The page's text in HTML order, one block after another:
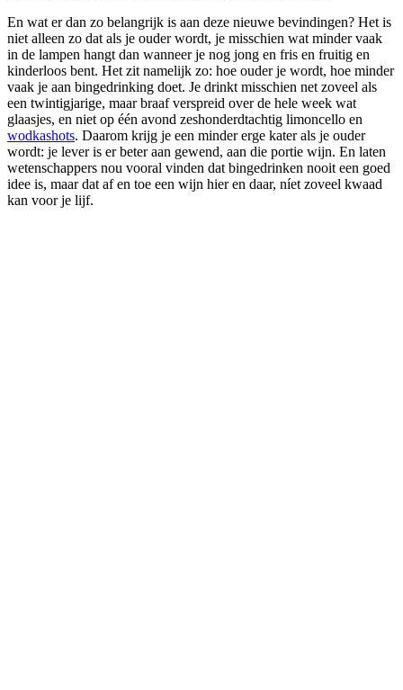
En wat er dan zo belangrijk is aan deze nieuwe bevindingen? Het is
niet alleen zo dat als je ouder wordt, je misschien wat minder vaak
in de lampen hangt dan wanneer je nog jong en fris en fruitig en
kinderloos bent. Het zit namelijk zo: hoe ouder je wordt, hoe minder
vaak je aan bingedrinking doet. Je drinkt misschien net zoveel als
een twintigjarige, maar braaf verspreid over de hele week wat
glaasjes, en niet op één avond zeshonderdtachtig limoncello en
wodkashots. Daarom krijg je een minder erge kater als je ouder
wordt: je lever is er beter aan gewend, aan die portie wijn. En laten
wetenschappers nou vooral vinden dat bingedrinken nooit een goed
idee is, maar dat af en toe een wijn hier en daar, níet zoveel kwaad
kan voor je lijf.